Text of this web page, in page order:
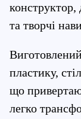
конструктор,
та творчі
пластику,
що
легко